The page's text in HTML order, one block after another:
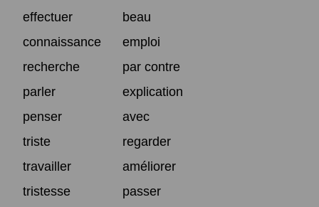
effectuer
beau
connaissance
emploi
recherche
par contre
parler
explication
penser
avec
triste
regarder
travailler
améliorer
tristesse
passer